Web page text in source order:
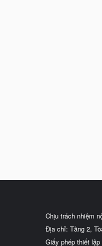
Chịu trách nhiệm
Địa chỉ: Tầng 2,
Giấy phép thiết